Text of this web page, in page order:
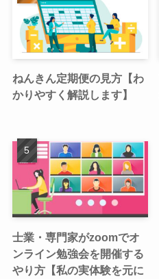
ねんきん定期便の見方【わ
かりやすく解説します】
士業・専門家がzoomでオ
ンライン勉強会を開催する
やり方【私の実体験を元に